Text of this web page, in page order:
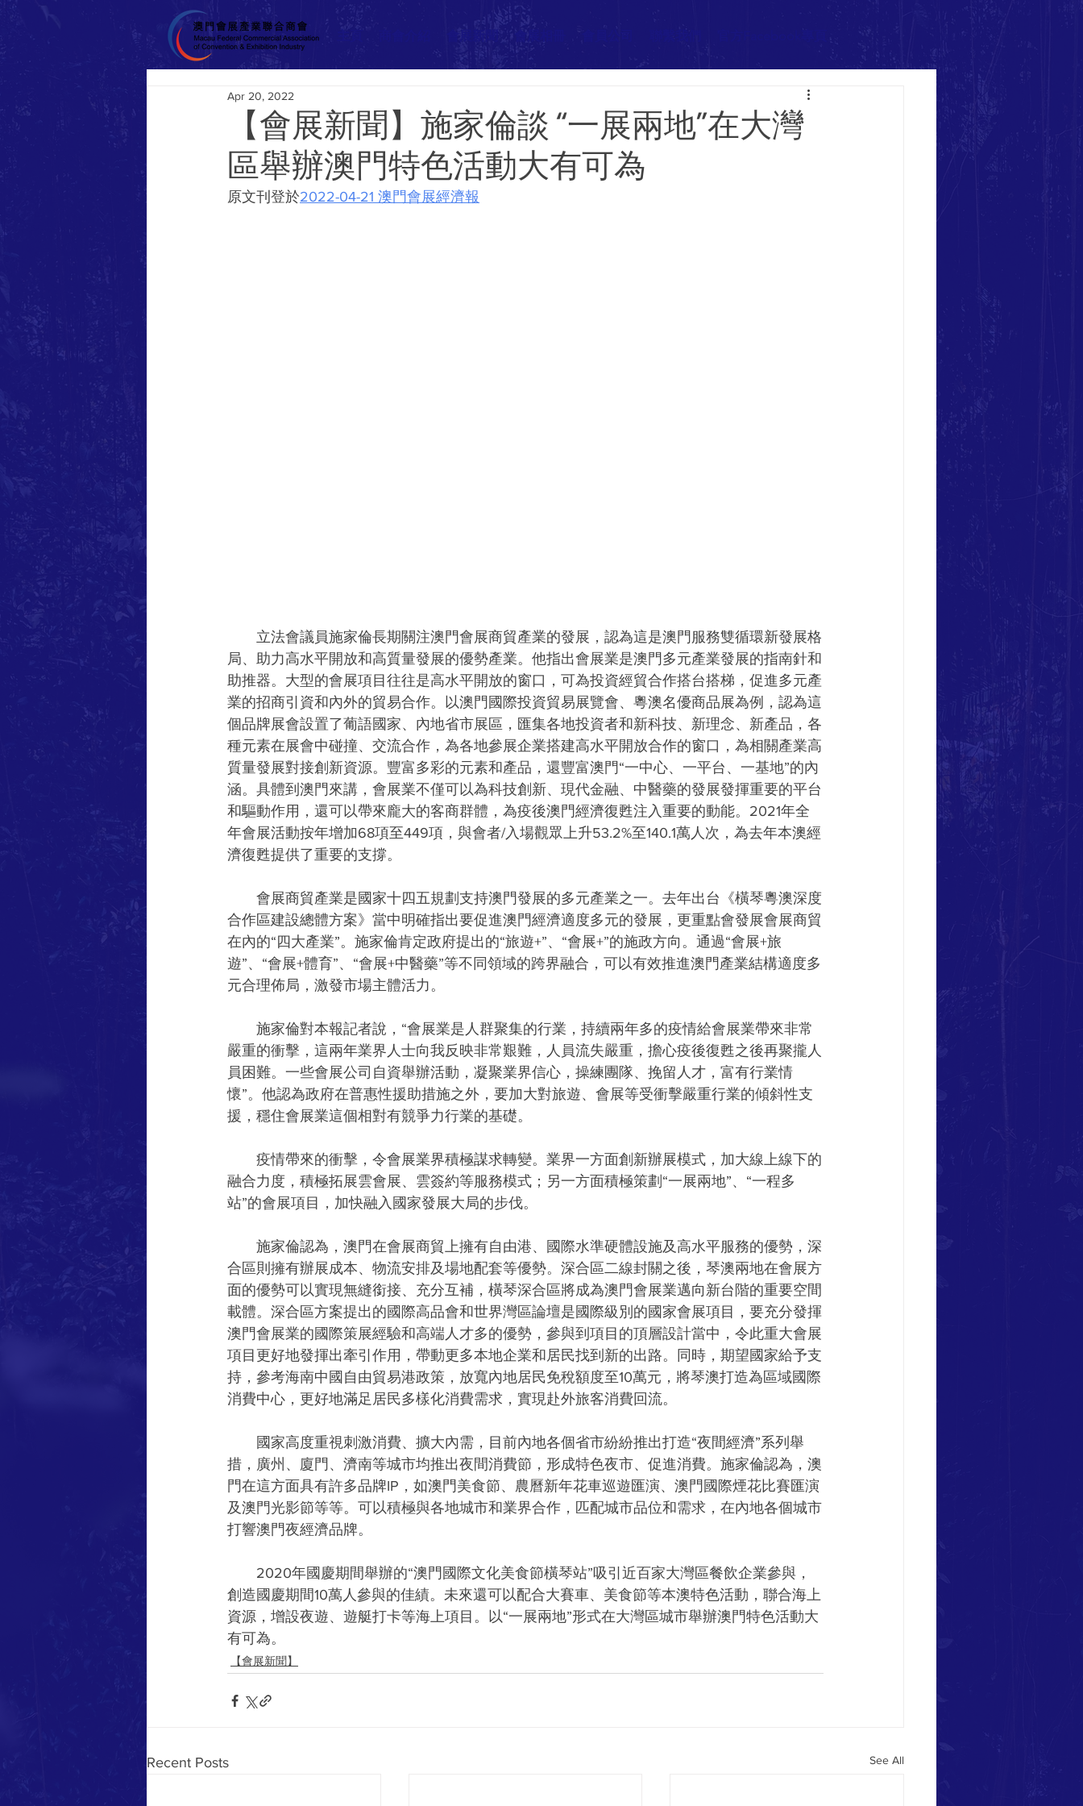
會展相冊
【會展新聞】施家倫談 “一展兩地”在大灣
區舉辦澳門特色活動大有可為
Apr 20, 2022
原文刊登於2022-04-21 澳門會展經濟報
立法會議員施家倫長期關注澳門會展商貿產業的發展，認為這是澳門服務雙循環新發展格
局、助力高水平開放和高質量發展的優勢產業。他指出會展業是澳門多元產業發展的指南針和
助推器。大型的會展項目往往是高水平開放的窗口，可為投資經貿合作搭台搭梯，促進多元產
業的招商引資和內外的貿易合作。以澳門國際投資貿易展覽會、粵澳名優商品展為例，認為這
個品牌展會設置了葡語國家、內地省市展區，匯集各地投資者和新科技、新理念、新產品，各
種元素在展會中碰撞、交流合作，為各地參展企業搭建高水平開放合作的窗口，為相關產業高
質量發展對接創新資源。豐富多彩的元素和產品，還豐富澳門“一中心、一平台、一基地”的內
涵。具體到澳門來講，會展業不僅可以為科技創新、現代金融、中醫藥的發展發揮重要的平台
和驅動作用，還可以帶來龐大的客商群體，為疫後澳門經濟復甦注入重要的動能。2021年全
年會展活動按年增加68項至449項，與會者/入場觀眾上升53.2%至140.1萬人次，為去年本澳經
濟復甦提供了重要的支撐。
會展商貿產業是國家十四五規劃支持澳門發展的多元產業之一。去年出台《橫琴粵澳深度
合作區建設總體方案》當中明確指出要促進澳門經濟適度多元的發展，更重點會發展會展商貿
在內的“四大產業”。施家倫肯定政府提出的“旅遊+”、“會展+”的施政方向。通過“會展+旅
遊”、“會展+體育”、“會展+中醫藥”等不同領域的跨界融合，可以有效推進澳門產業結構適度多
元合理佈局，激發市場主體活力。
施家倫對本報記者說，“會展業是人群聚集的行業，持續兩年多的疫情給會展業帶來非常
嚴重的衝擊，這兩年業界人士向我反映非常艱難，人員流失嚴重，擔心疫後復甦之後再聚攏人
員困難。一些會展公司自資舉辦活動，凝聚業界信心，操練團隊、挽留人才，富有行業情
懷”。他認為政府在普惠性援助措施之外，要加大對旅遊、會展等受衝擊嚴重行業的傾斜性支
援，穩住會展業這個相對有競爭力行業的基礎。
疫情帶來的衝擊，令會展業界積極謀求轉變。業界一方面創新辦展模式，加大線上線下的
融合力度，積極拓展雲會展、雲簽約等服務模式；另一方面積極策劃“一展兩地”、“一程多
站”的會展項目，加快融入國家發展大局的步伐。
施家倫認為，澳門在會展商貿上擁有自由港、國際水準硬體設施及高水平服務的優勢，深
合區則擁有辦展成本、物流安排及場地配套等優勢。深合區二線封關之後，琴澳兩地在會展方
面的優勢可以實現無縫銜接、充分互補，橫琴深合區將成為澳門會展業邁向新台階的重要空間
載體。深合區方案提出的國際高品會和世界灣區論壇是國際級別的國家會展項目，要充分發揮
澳門會展業的國際策展經驗和高端人才多的優勢，參與到項目的頂層設計當中，令此重大會展
項目更好地發揮出牽引作用，帶動更多本地企業和居民找到新的出路。同時，期望國家給予支
持，參考海南中國自由貿易港政策，放寬內地居民免稅額度至10萬元，將琴澳打造為區域國際
消費中心，更好地滿足居民多樣化消費需求，實現赴外旅客消費回流。
國家高度重視刺激消費、擴大內需，目前內地各個省市紛紛推出打造“夜間經濟”系列舉
措，廣州、廈門、濟南等城市均推出夜間消費節，形成特色夜市、促進消費。施家倫認為，澳
門在這方面具有許多品牌IP，如澳門美食節、農曆新年花車巡遊匯演、澳門國際煙花比賽匯演
及澳門光影節等等。可以積極與各地城市和業界合作，匹配城市品位和需求，在內地各個城市
打響澳門夜經濟品牌。
2020年國慶期間舉辦的“澳門國際文化美食節橫琴站”吸引近百家大灣區餐飲企業參與，
創造國慶期間10萬人參與的佳績。未來還可以配合大賽車、美食節等本澳特色活動，聯合海上
資源，增設夜遊、遊艇打卡等海上項目。以“一展兩地”形式在大灣區城市舉辦澳門特色活動大
有可為。
【會展新聞】
Recent Posts See All